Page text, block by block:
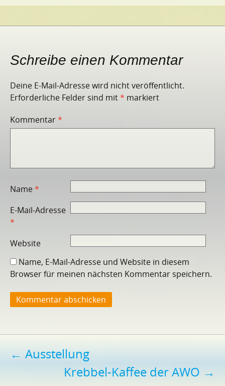
Schreibe einen Kommentar
Deine E-Mail-Adresse wird nicht veröffentlicht.
Erforderliche Felder sind mit* markiert
Kommentar*
Name*
E-Mail-Adresse
*
Website
Name, E-Mail-Adresse und Website in diesem
Browser für meinen nächsten Kommentar speichern.
Beitragsnavigation
← Ausstellung
Krebbel-Kaffee der AWO →